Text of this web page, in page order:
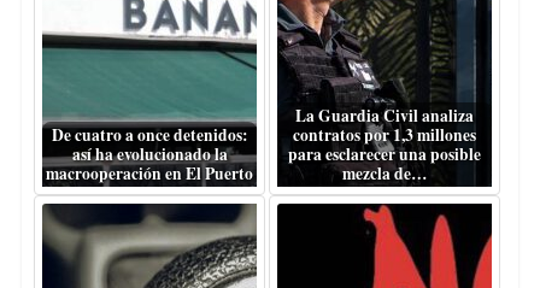
De cuatro a once detenidos:
así ha evolucionado la
macrooperación en El Puerto
La Guardia Civil analiza
contratos por 1,3 millones
para esclarecer una posible
mezcla de…